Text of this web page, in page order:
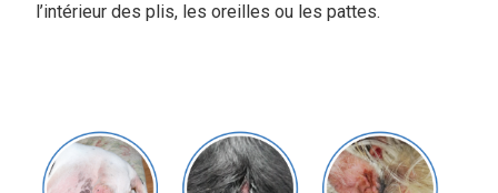
l’intérieur des plis, les oreilles ou les pattes.